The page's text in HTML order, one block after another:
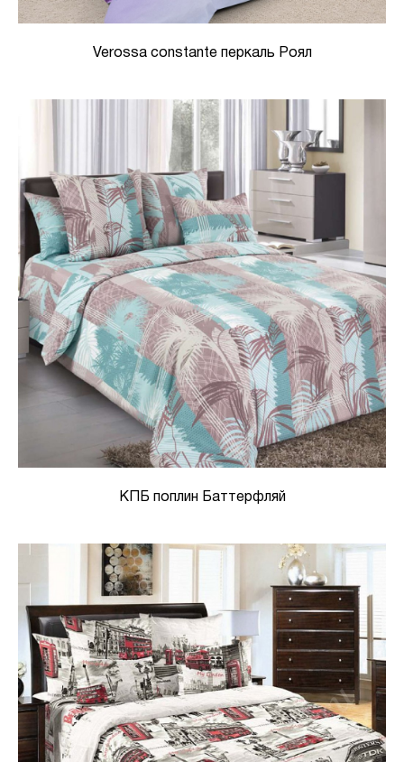
Verossa constante перкаль Роял
КПБ поплин Баттерфляй